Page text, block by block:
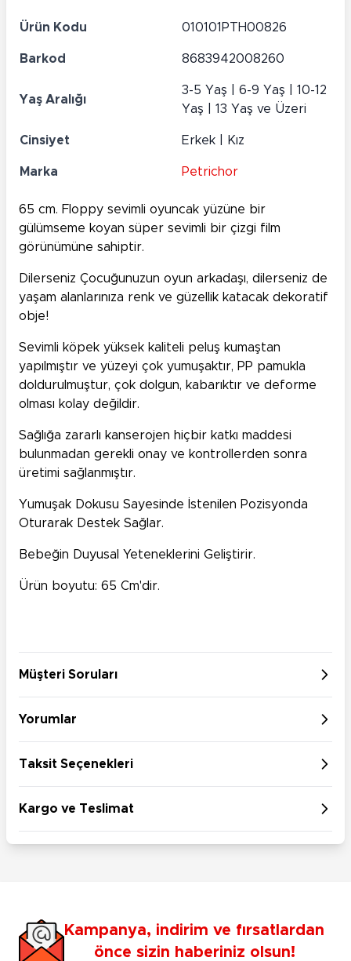
Ürün Kodu 010101PTH00826
Barkod 8683942008260
Yaş Aralığı
3-5 Yaş | 6-9 Yaş | 10-12
Yaş | 13 Yaş ve Üzeri
Cinsiyet Erkek | Kız
Marka Petrichor
65 cm. Floppy sevimli oyuncak yüzüne bir
gülümseme koyan süper sevimli bir çizgi film
görünümüne sahiptir.
Dilerseniz Çocuğunuzun oyun arkadaşı, dilerseniz de
yaşam alanlarınıza renk ve güzellik katacak dekoratif
obje!
Sevimli köpek yüksek kaliteli peluş kumaştan
yapılmıştır ve yüzeyi çok yumuşaktır, PP pamukla
doldurulmuştur, çok dolgun, kabarıktır ve deforme
olması kolay değildir.
Sağlığa zararlı kanserojen hiçbir katkı maddesi
bulunmadan gerekli onay ve kontrollerden sonra
üretimi sağlanmıştır.
Yumuşak Dokusu Sayesinde İstenilen Pozisyonda
Oturarak Destek Sağlar.
Bebeğin Duyusal Yeteneklerini Geliştirir.
Ürün boyutu: 65 Cm'dir.
Müşteri Soruları
Yorumlar
Taksit Seçenekleri
Kargo ve Teslimat
Kampanya, indirim ve fırsatlardan
önce sizin haberiniz olsun!